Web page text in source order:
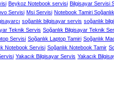
Beykoz Notebook servisi Bilgisayar Servisi
Servisi Msi Servisi Notebook Tamiri Soğanlık
soğanlık bilgisayar servis soğanlık
Teknik Servis Soğanlık Bilgisayar Teknik
Servisi Soğanlık Laptop Tamiri Soğanlık
Notebook Servisi Soğanlık Notebook Tamir
Yakacık Bilgisayar Servis Yakacık